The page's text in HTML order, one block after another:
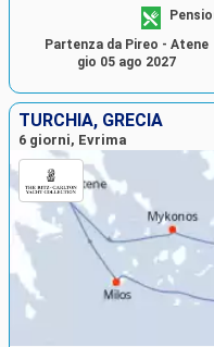
Partenza da Pireo - Atene
gio 05 ago 2027
TURCHIA, GRECIA
6 giorni, Evrima